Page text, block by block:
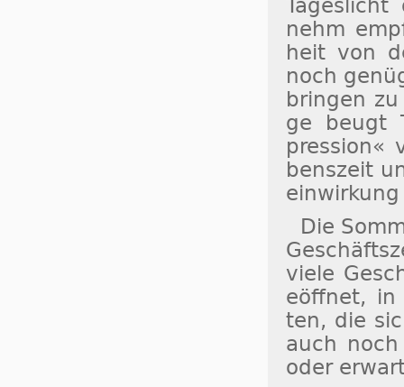
nehm
heit von
noch
brin­gen
ge beugt
bens­zeit
Die
vie­le
eöff­net, in
ten, die
auch
oder